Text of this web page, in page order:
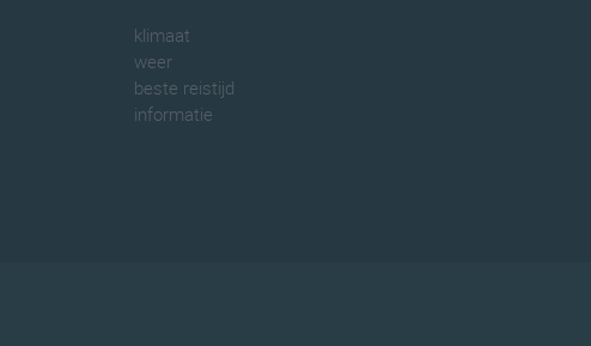
klimaat
weer
beste reistijd
informatie